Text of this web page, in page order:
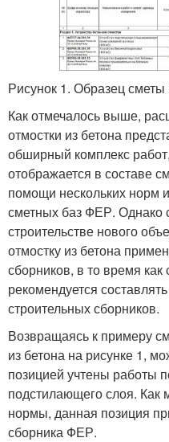
Рисунок 1. Образец сметы
Как отмечалось выше,
отмостки из бетона
обширный комплекс
отображается в составе
помощи нескольких норм
сметных баз ФЕР. Однако
строительстве нового
отмостку из бетона
сборников, в то время
рекомендуется
строительных сборников.
Возвращаясь к примеру
из бетона на рисунке 1,
позицией учтены работы
подстилающего слоя.
нормы, данная позиция
сборника ФЕР.